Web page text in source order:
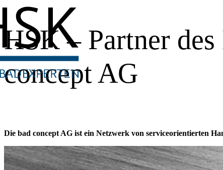
HSK – Partner
concept AG
Die bad concept AG ist ein Netzwerk von serviceorientierten